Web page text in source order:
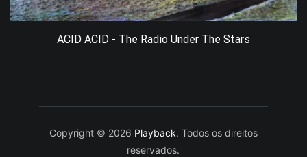
ACID ACID - The Radio Under The Stars
Copyright © 2026 Playback. Todos os direitos
reservados.